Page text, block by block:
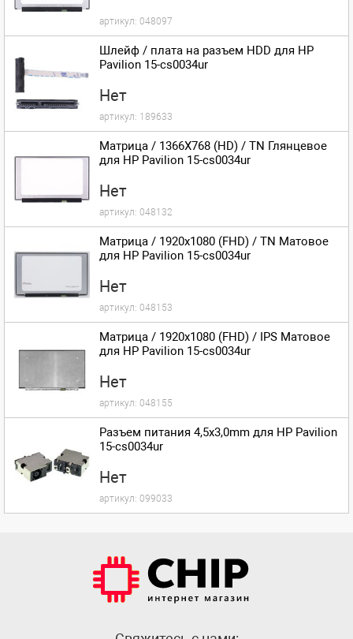
артикул: 048097
Шлейф / плата на разъем HDD для HP
Pavilion 15-cs0034ur
Нет
артикул: 189633
Матрица / 1366X768 (HD) / TN Глянцевое
для HP Pavilion 15-cs0034ur
Нет
артикул: 048132
Матрица / 1920x1080 (FHD) / TN Матовое
для HP Pavilion 15-cs0034ur
Нет
артикул: 048153
Матрица / 1920x1080 (FHD) / IPS Матовое
для HP Pavilion 15-cs0034ur
Нет
артикул: 048155
Разъем питания 4,5x3,0mm для HP Pavilion
15-cs0034ur
Нет
артикул: 099033